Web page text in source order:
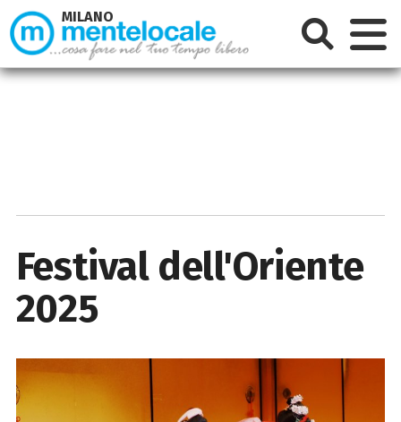
Festival dell'Oriente
2025
MILANO